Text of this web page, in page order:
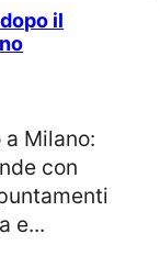
con
e...